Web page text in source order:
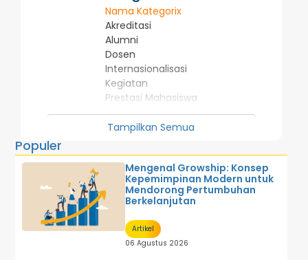
Nama Kategorix
Akreditasi
Alumni
Dosen
Internasionalisasi
Kegiatan
Prestasi Mahasiswa
U M U M
Tampilkan Semua
Populer
Mengenal Growship: Konsep
Kepemimpinan Modern untuk
Mendorong Pertumbuhan
Berkelanjutan
Artikel
06 Agustus 2026